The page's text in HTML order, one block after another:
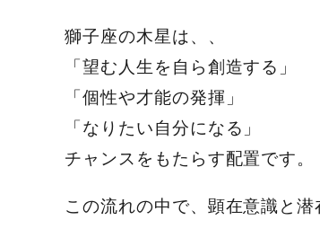
獅子座の木星は、、
「望む人生を自ら創造する」
「個性や才能の発揮」
「なりたい自分になる」
チャンスをもたらす配置です。
この流れの中で、顕在意識と